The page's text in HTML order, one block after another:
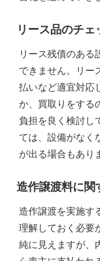
リース品のチェ
リース残債のある
できません。リー
払いなど適宜対応
か、買取りをする
負担を良く検討し
ては、設備がなく
が出る場合もあり
造作譲渡料に関
造作譲渡を実施す
理解しておく必要
純に見えますが、